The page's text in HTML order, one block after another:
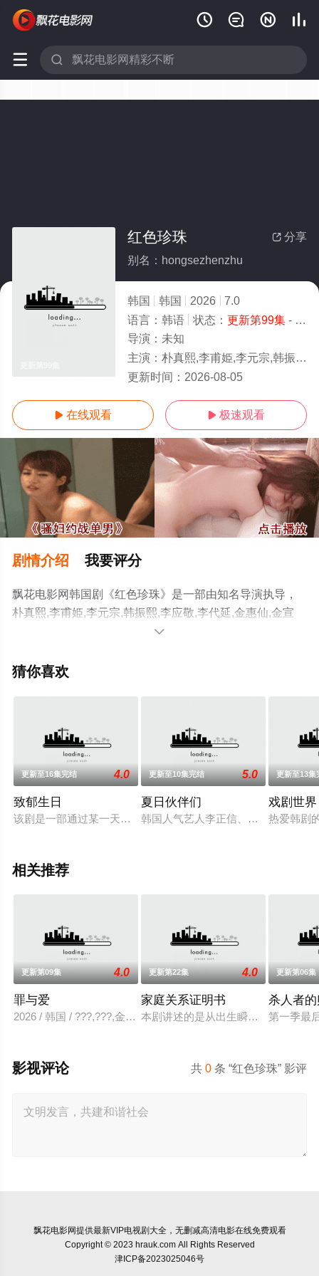
   
 
 分享
红色珍珠
别名：hongsezhenzhu
韩国 韩国 2026
7.0
语言： 韩语 状态： 更新第99集- 免费在线观看
导演： 未知
主演： 朴真熙,李甫姫,李元宗,韩振熙,李应敬,李代延,金惠仙,金宣敬,이정용,채빈
更新时间： 2026-08-05
 在线观看  极速观看
剧情介绍 我要评分
飘花电影网韩国剧《红色珍珠》是一部由知名导演执导，
朴真熙,李甫姫,李元宗,韩振熙,李应敬,李代延,金惠仙,金宣
敬,이정용,채빈等演员精彩演绎的韩国电视剧，手机免费观
信息可移步至豆瓣电视剧、电视猫或剧情网等平台了解。

猜你喜欢
更新至16集完结 4.0
致郁生日
该剧是一部通过某一天突然选择了死亡的朋友留下的疑问的照片
更新至10集完结 5.0
夏日伙伴们
韩国人气艺人李正信、权玄彬、林娜
更新至13集
戏剧世界
热爱韩剧
相关推荐
更新第09集 4.0
罪与爱
2026 / 韩国 / ???,???,金贤叙,???
更新第22集 4.0
家庭关系证明书
本剧讲述的是从出生瞬间开始就被打
更新第06集
杀人者
第一季最
共0 条 “红色珍珠” 影评
影视评论
飘花电影网提供最新VIP电视剧大全，无删减高清电影在线免费观看
Copyright © 2023 hrauk.com All Rights Reserved
津ICP备2023025046号